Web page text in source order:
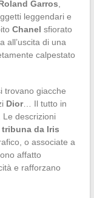
Garros
leggendari e
Chanel sfiorato
all’uscita di una
calpestato
trovano giacche
Dior… Il tutto in
Le descrizioni
tribuna da Iris
o associate a
affatto
e rafforzano